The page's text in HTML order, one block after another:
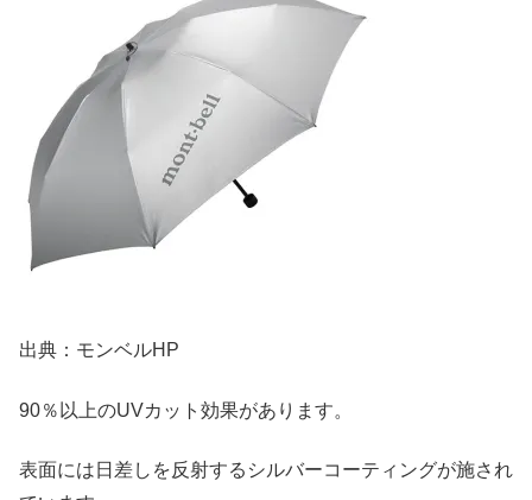
出典：モンベルHP
90％以上のUVカット効果があります。
表面には日差しを反射するシルバーコーティングが施され